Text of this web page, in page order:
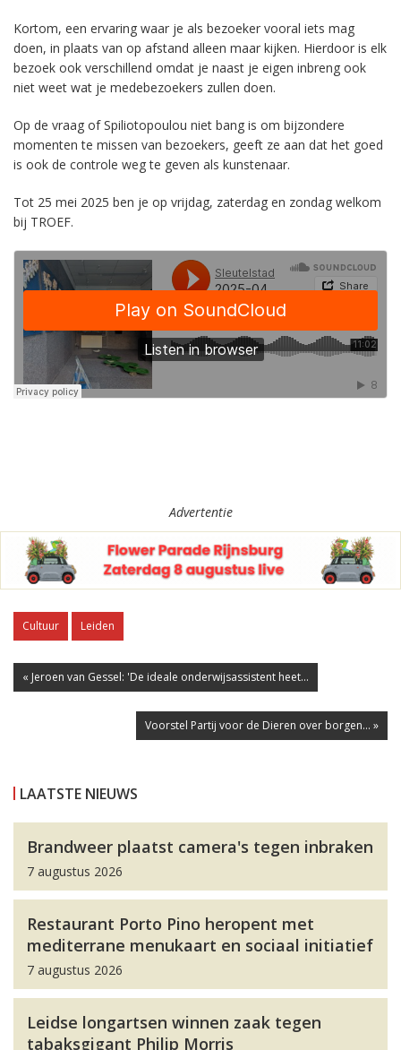
Kortom, een ervaring waar je als bezoeker vooral iets mag
doen, in plaats van op afstand alleen maar kijken. Hierdoor is elk
bezoek ook verschillend omdat je naast je eigen inbreng ook
niet weet wat je medebezoekers zullen doen.
Op de vraag of Spiliotopoulou niet bang is om bijzondere
momenten te missen van bezoekers, geeft ze aan dat het goed
is ook de controle weg te geven als kunstenaar.
Tot 25 mei 2025 ben je op vrijdag, zaterdag en zondag welkom
bij TROEF.
Advertentie
Cultuur Leiden
« Jeroen van Gessel: 'De ideale onderwijsassistent heet...
Voorstel Partij voor de Dieren over borgen... »
LAATSTE NIEUWS
Brandweer plaatst camera's tegen inbraken
7 augustus 2026
Restaurant Porto Pino heropent met
mediterrane menukaart en sociaal initiatief
7 augustus 2026
Leidse longartsen winnen zaak tegen
tabaksgigant Philip Morris